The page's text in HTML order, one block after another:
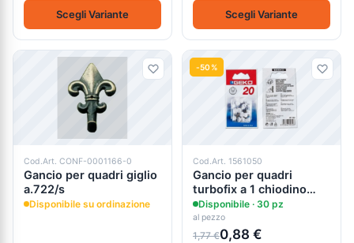
Scegli Variante Scegli Variante
Cod.Art. CONF-0001166-0
Gancio per quadri giglio
a.722/s
Disponibile su ordinazione
-50%
Cod.Art. 1561050
Gancio per quadri
turbofix a 1 chiodino
a.550
Disponibile · 30 pz
al pezzo
1,77 €0,88 €